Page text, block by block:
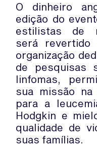
O dinheiro
edição do
estilistas de
será
organização
de pesquisas
linfomas,
sua missão
para a
Hodgkin e
qualidade de
suas famílias.